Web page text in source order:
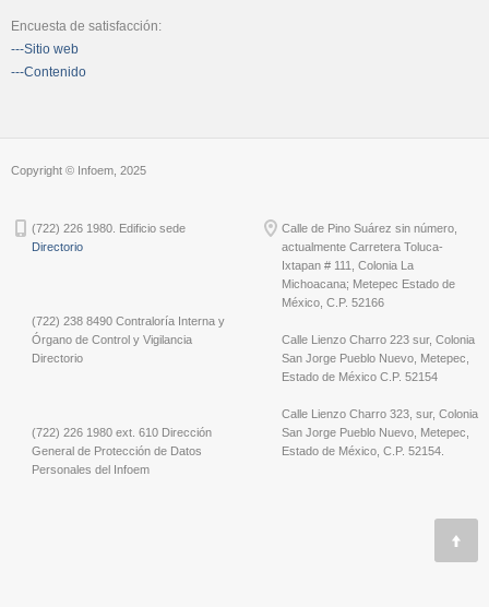
Encuesta de satisfacción:
---Sitio web
---Contenido
Copyright © Infoem, 2025
(722) 226 1980. Edificio sede
Directorio
(722) 238 8490 Contraloría Interna y
Órgano de Control y Vigilancia
Directorio
(722) 226 1980 ext. 610 Dirección
General de Protección de Datos
Personales del Infoem
Calle de Pino Suárez sin número,
actualmente Carretera Toluca-
Ixtapan # 111, Colonia La
Michoacana; Metepec Estado de
México, C.P. 52166
Calle Lienzo Charro 223 sur, Colonia
San Jorge Pueblo Nuevo, Metepec,
Estado de México C.P. 52154
Calle Lienzo Charro 323, sur, Colonia
San Jorge Pueblo Nuevo, Metepec,
Estado de México, C.P. 52154.